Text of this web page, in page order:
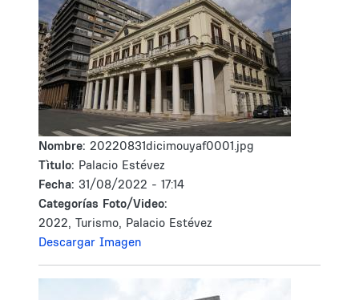
Nombre: 20220831dicimouyaf0001.jpg
Tìtulo: Palacio Estévez
Fecha: 31/08/2022 - 17:14
Categorías Foto/Video:
2022, Turismo, Palacio Estévez
Descargar Imagen